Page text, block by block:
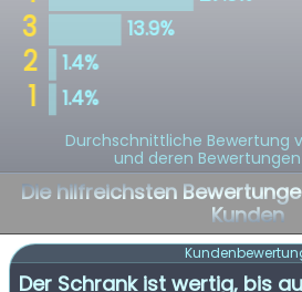
Durchschnittliche Bewertung
und deren
Die hilfreichsten
Kunden
Der Schrank ist wertig, bis